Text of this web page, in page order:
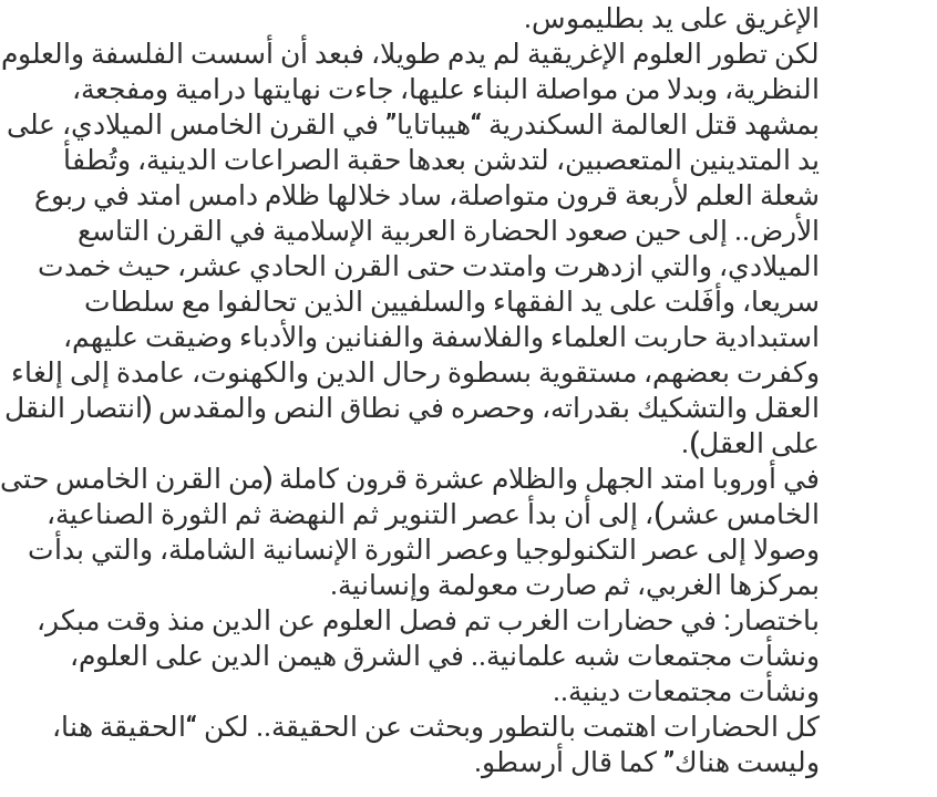
الإغريق على يد بطليموس.
لكن تطور العلوم الإغريقية لم يدم طويلا، فبعد أن أسست الفلسفة والعلوم
النظرية، وبدلا من مواصلة البناء عليها، جاءت نهايتها درامية ومفجعة،
بمشهد قتل العالمة السكندرية “هيباتايا” في القرن الخامس الميلادي، على
يد المتدينين المتعصبين، لتدشن بعدها حقبة الصراعات الدينية، وتُطفأ
شعلة العلم لأربعة قرون متواصلة، ساد خلالها ظلام دامس امتد في ربوع
الأرض.. إلى حين صعود الحضارة العربية الإسلامية في القرن التاسع
الميلادي، والتي ازدهرت وامتدت حتى القرن الحادي عشر، حيث خمدت
سريعا، وأفَلت على يد الفقهاء والسلفيين الذين تحالفوا مع سلطات
استبدادية حاربت العلماء والفلاسفة والفنانين والأدباء وضيقت عليهم،
وكفرت بعضهم، مستقوية بسطوة رحال الدين والكهنوت، عامدة إلى إلغاء
العقل والتشكيك بقدراته، وحصره في نطاق النص والمقدس (انتصار النقل
على العقل).
في أوروبا امتد الجهل والظلام عشرة قرون كاملة (من القرن الخامس حتى
الخامس عشر)، إلى أن بدأ عصر التنوير ثم النهضة ثم الثورة الصناعية،
وصولا إلى عصر التكنولوجيا وعصر الثورة الإنسانية الشاملة، والتي بدأت
بمركزها الغربي، ثم صارت معولمة وإنسانية.
باختصار: في حضارات الغرب تم فصل العلوم عن الدين منذ وقت مبكر،
ونشأت مجتمعات شبه علمانية.. في الشرق هيمن الدين على العلوم،
ونشأت مجتمعات دينية..
كل الحضارات اهتمت بالتطور وبحثت عن الحقيقة.. لكن “الحقيقة هنا،
وليست هناك” كما قال أرسطو.